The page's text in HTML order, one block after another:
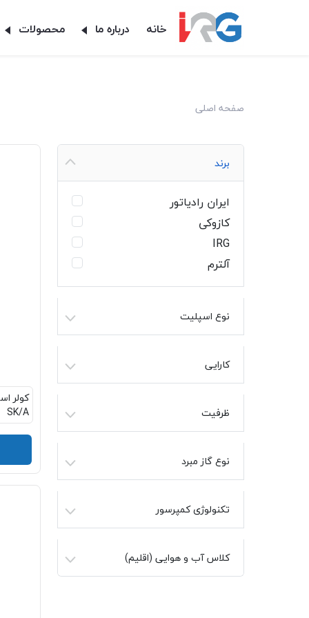
خانه درباره ما محصولات
صفحه اصلی
برند
ایران رادیاتور
کازوکی
IRG
آلترم
نوع اسپلیت
کارایی
ظرفیت
نوع گاز مبرد
تکنولوژی کمپرسور
کلاس آب و هوایی (اقلیم)
SK/A